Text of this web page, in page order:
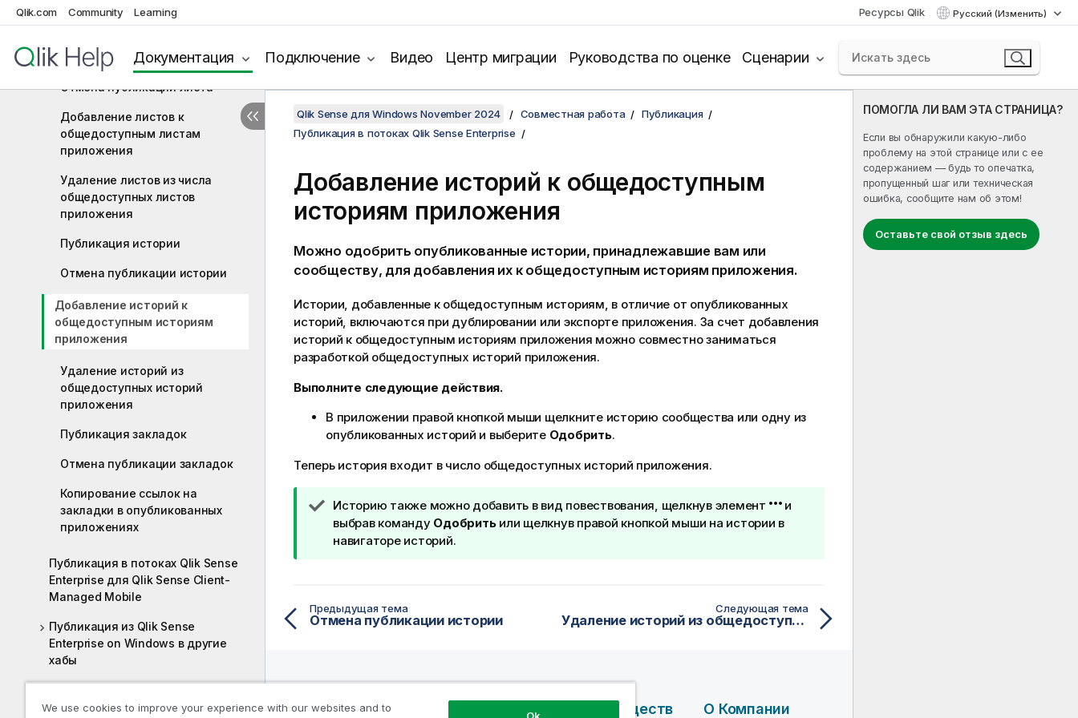
Qlik.com Community Learning Ресурсы Qlik Русский (Изменить)
Документация Подключение Видео Центр миграции Руководства по оценке Сценарии
Управление свойствами
приложения
Публикация листа
Отмена публикации листа
Добавление листов к
общедоступным листам
приложения
Удаление листов из числа
общедоступных листов
приложения
Публикация истории
Отмена публикации истории
Добавление историй к
общедоступным историям
приложения
Удаление историй из
общедоступных историй
приложения
Публикация закладок
Отмена публикации закладок
Копирование ссылок на
закладки в опубликованных
приложениях
Публикация в потоках Qlik Sense
Enterprise для Qlik Sense Client-
Managed Mobile
Публикация из Qlik Sense
Enterprise on Windows в другие
хабы
разных платформах Qlik Sense
ПОМОГЛА ЛИ ВАМ ЭТА СТРАНИЦА?
Если вы обнаружили какую-либо
проблему на этой странице или с ее
содержанием — будь то опечатка,
пропущенный шаг или техническая
ошибка, сообщите нам об этом!
Оставьте свой отзыв здесь
Qlik Sense для Windows November 2024 Совместная работа
Публикация
Публикация в потоках Qlik Sense Enterprise
Добавление историй к общедоступным
историям приложения
Можно одобрить опубликованные истории, принадлежавшие вам или
сообществу, для добавления их к общедоступным историям приложения.
Истории, добавленные к общедоступным историям, в отличие от опубликованных
историй, включаются при дублировании или экспорте приложения. За счет добавления
историй к общедоступным историям приложения можно совместно заниматься
разработкой общедоступных историй приложения.
Выполните следующие действия.
В приложении правой кнопкой мыши щелкните историю сообщества или одну из
опубликованных историй и выберите Одобрить.
Теперь история входит в число общедоступных историй приложения.
П
р
и
а
н
к
Историю также можно добавить в вид повествования, щелкнув элемент
и
выбрав команду Одобритьили щелкнув правой кнопкой мыши на истории в
навигаторе историй.
Предыдущая тема
Отмена публикации истории
Следующая тема
Удаление историй из общедоступных историй приложения
Справочные Преимуществ О Компании
We use cookies to improve your experience with our websites and to